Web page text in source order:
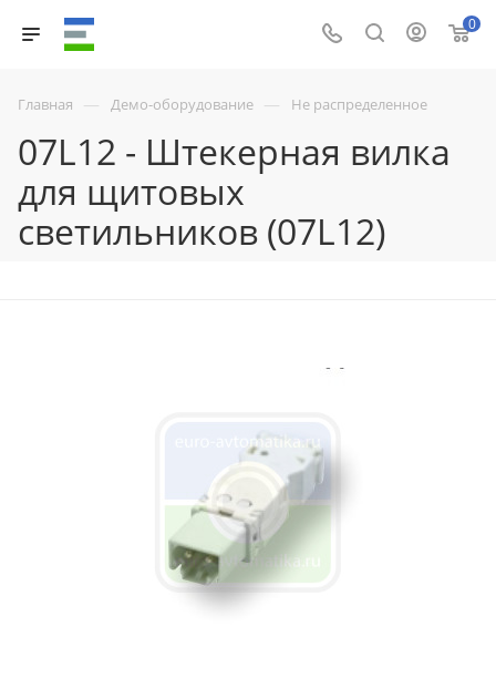
0
Главная — Демо-оборудование — Не распределенное
07L12 - Штекерная вилка
для щитовых
светильников (07L12)